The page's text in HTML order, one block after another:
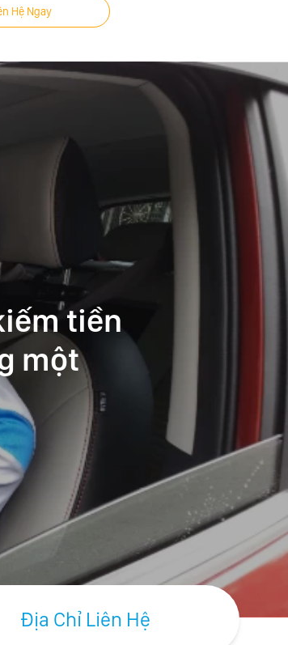
Hệ Ngay
tiền
một
Địa Chỉ Liên Hệ